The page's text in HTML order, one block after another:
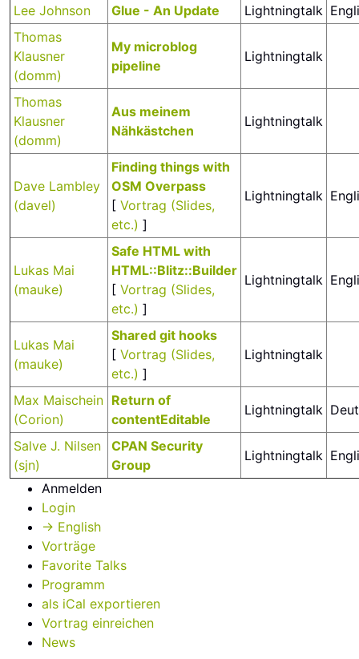
Lee Johnson ‎Glue - An Update‎ Lightningtalk
Thomas
Klausner
(‎domm‎)
‎My microblog
pipeline‎
Lightningtalk
Thomas
Klausner
(‎domm‎)
‎Aus meinem
Nähkästchen‎
Lightningtalk
Dave Lambley
(‎davel‎)
‎Finding things with
OSM Overpass‎
[ Vortrag (Slides,
etc.) ]
Lightningtalk
Lukas Mai
(‎mauke‎)
‎Safe HTML with
HTML::Blitz::Builder‎
[ Vortrag (Slides,
etc.) ]
Lightningtalk
Lukas Mai
(‎mauke‎)
‎Shared git hooks‎
[ Vortrag (Slides,
etc.) ]
Lightningtalk
Max Maischein
(‎Corion‎)
‎Return of
contentEditable‎
Lightningtalk
Salve J. Nilsen
(‎sjn‎)
‎CPAN Security
Group‎
Lightningtalk
Anmelden
Login
→ English
Vorträge
Favorite Talks
Programm
als iCal exportieren
Vortrag einreichen
News